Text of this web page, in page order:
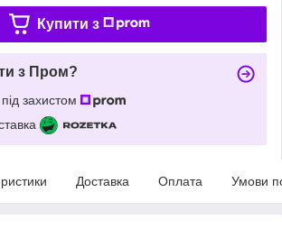
Купити з
з Пром?
захистом
Доставка Оплата Умови